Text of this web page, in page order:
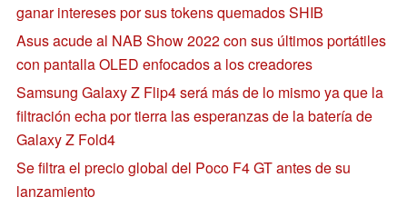
ganar intereses por sus tokens quemados SHIB
Asus acude al NAB Show 2022 con sus últimos portátiles
con pantalla OLED enfocados a los creadores
Samsung Galaxy Z Flip4 será más de lo mismo ya que la
filtración echa por tierra las esperanzas de la batería de
Galaxy Z Fold4
Se filtra el precio global del Poco F4 GT antes de su
lanzamiento